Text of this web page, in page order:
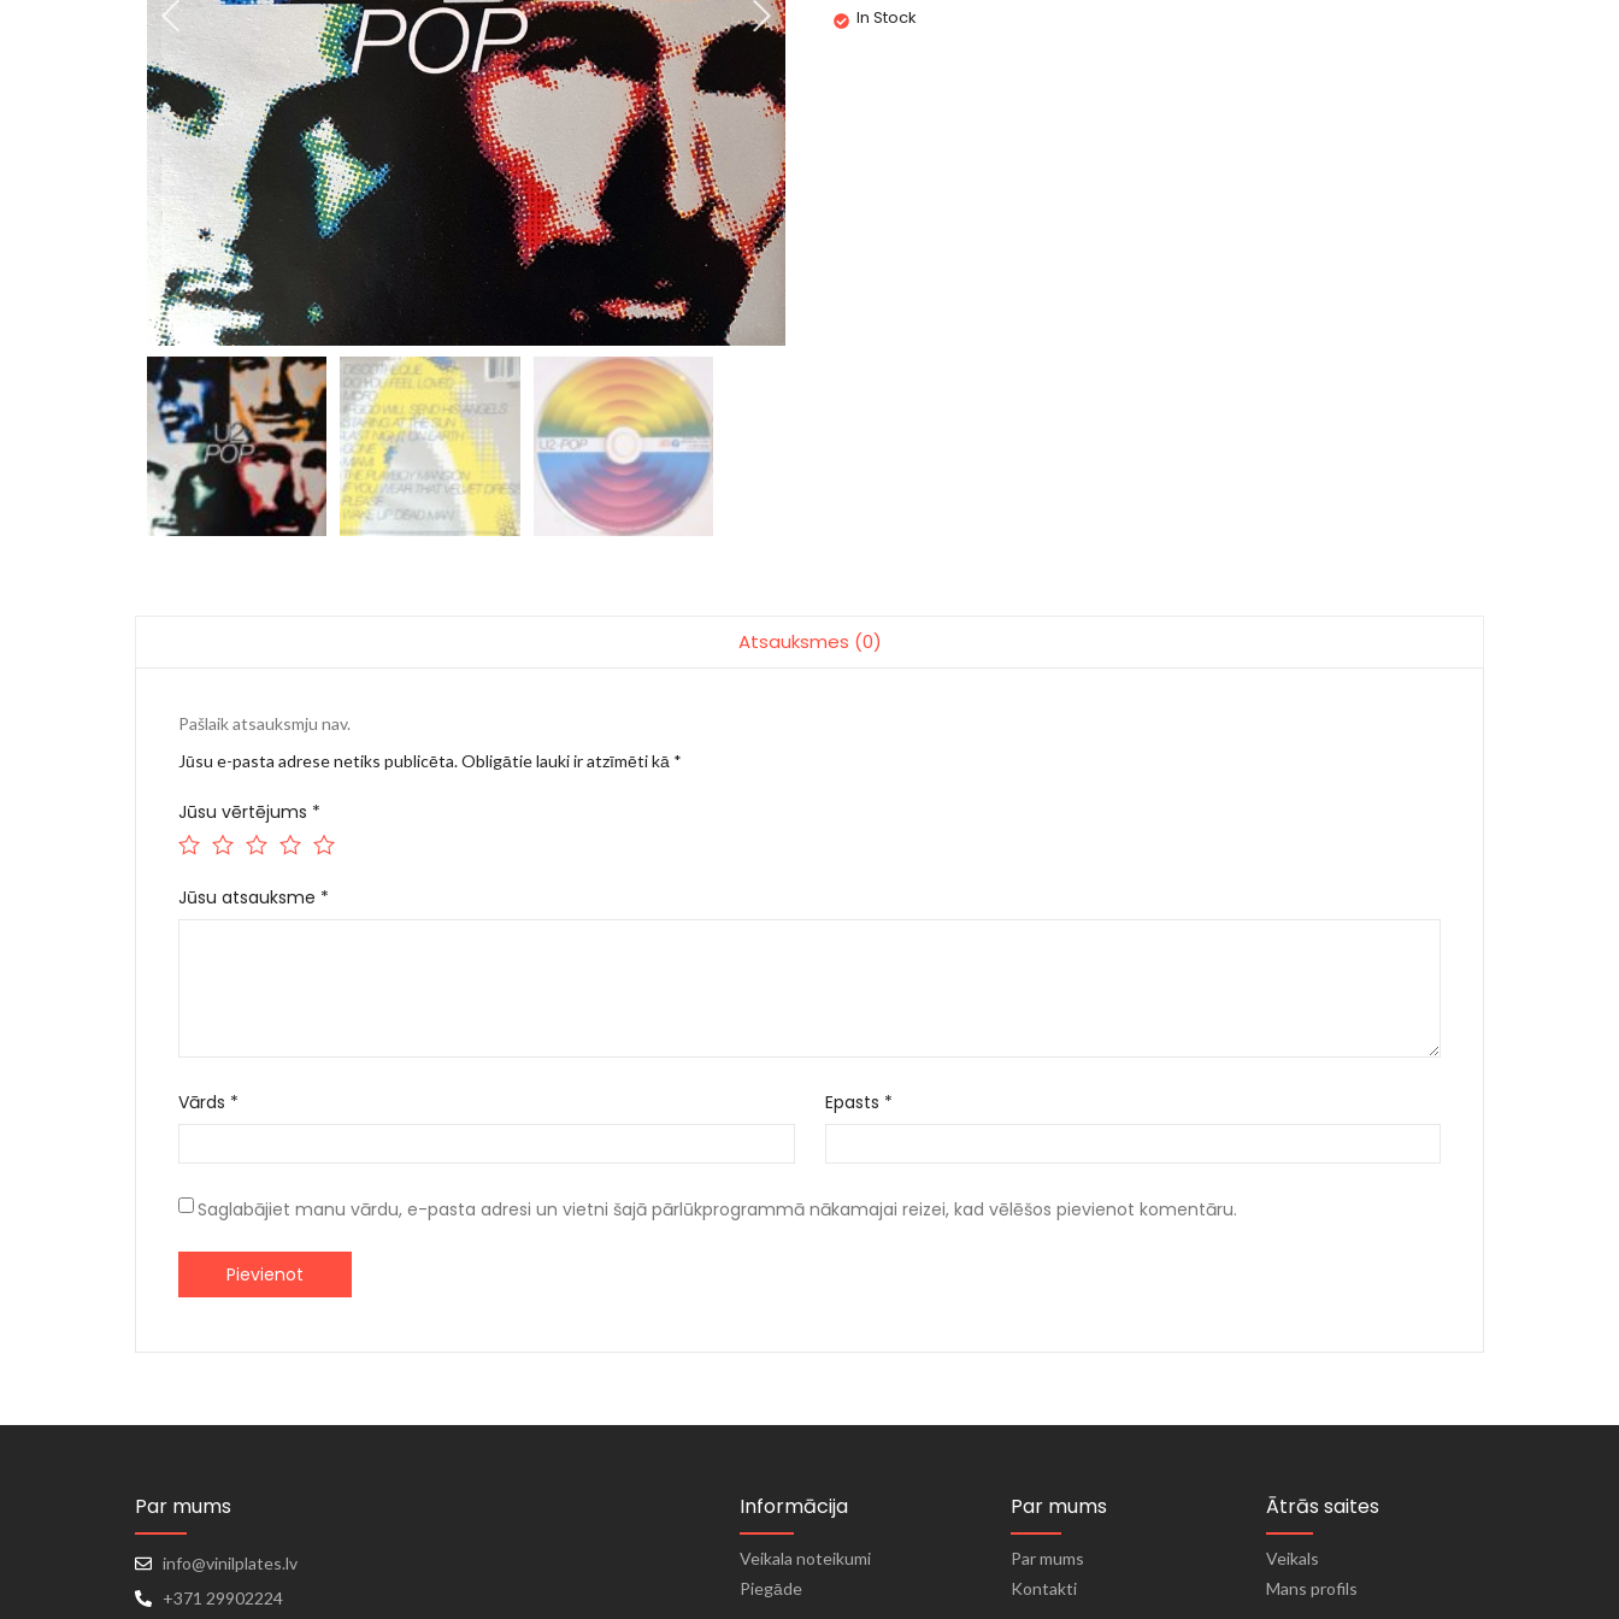
In Stock
Atsauksmes (0)
Pašlaik atsauksmju nav.
Jūsu e-pasta adrese netiks publicēta.Obligātie lauki ir atzīmēti kā *
Jūsu vērtējums *
Jūsu atsauksme *
Vārds * Epasts *
Saglabājiet manu vārdu, e-pasta adresi un vietni šajā pārlūkprogrammā nākamajai reizei, kad vēlēšos pievienot komentāru.
Par mums
info@vinilplates.lv
+371 29902224
Informācija
Veikala noteikumi
Piegāde
Par mums
Par mums
Kontakti
Ātrās saites
Veikals
Mans profils